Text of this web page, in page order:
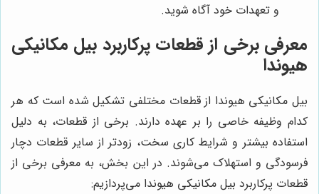
و تعهدات خود آگاه شوید.
معرفی برخی از قطعات پرکاربرد بیل مکانیکی
هیوندا
بیل مکانیکی هیوندا از قطعات مختلفی تشکیل شده است که هر
کدام وظیفه خاصی را بر عهده دارند. برخی از قطعات، به دلیل
استفاده بیشتر و شرایط کاری سخت، زودتر از سایر قطعات دچار
فرسودگی و استهلاک می‌شوند. در این بخش، به معرفی برخی از
قطعات پرکاربرد بیل مکانیکی هیوندا می‌پردازیم: